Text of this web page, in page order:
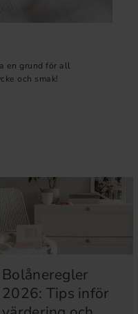
en grund för all
och smak!
Bolåneregler
2026: Tips inför